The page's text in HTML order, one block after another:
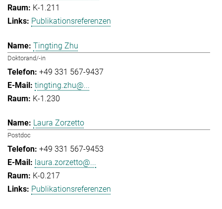
K-1.211
Publikationsreferenzen
Tingting Zhu
Doktorand/-in
+49 331 567-9437
tingting.zhu@...
K-1.230
Laura Zorzetto
Postdoc
+49 331 567-9453
laura.zorzetto@...
K-0.217
Publikationsreferenzen